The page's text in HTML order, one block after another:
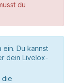
du
Du kannst
dein Livelox-
die